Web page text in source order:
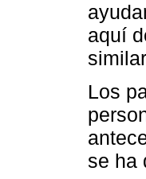
aquí
Los
se ha